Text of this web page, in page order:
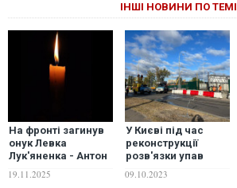
ІНШІ НОВИНИ ПО ТЕМІ
На фронті загинув
онук Левка
Лук'яненка - Антон
19.11.2025
У Києві під час
реконструкції
розв'язки упав
Рух наземного
09.10.2023